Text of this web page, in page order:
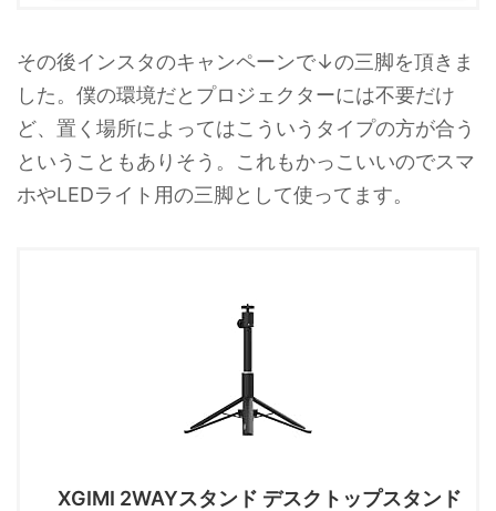
その後インスタのキャンペーンで↓の三脚を頂きま
した。僕の環境だとプロジェクターには不要だけ
ど、置く場所によってはこういうタイプの方が合う
ということもありそう。これもかっこいいのでスマ
ホやLEDライト用の三脚として使ってます。
XGIMI 2WAYスタンド デスクトップスタンド